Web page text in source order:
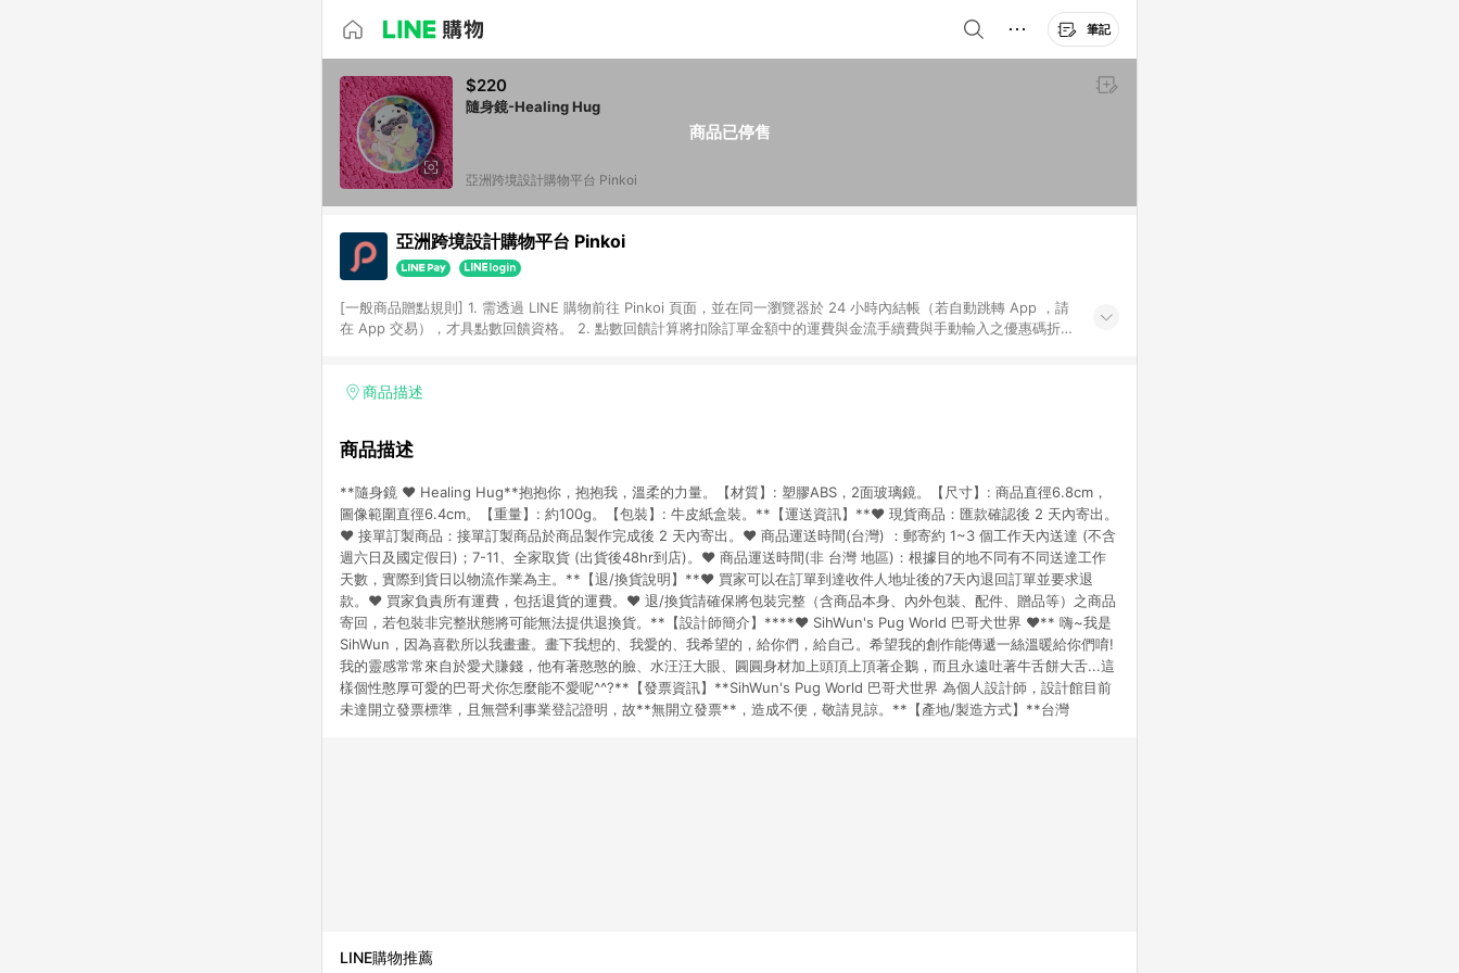
筆記
商品已停售
$220
隨身鏡-Healing Hug
亞洲跨境設計購物平台 Pinkoi
亞洲跨境設計購物平台 Pinkoi
[一般商品贈點規則] 1. 需透過 LINE 購物前往 Pinkoi 頁面，並在同一瀏覽器於 24 小時內結帳（若自動跳轉 App ，請
在 App 交易），才具點數回饋資格。 2. 點數回饋計算將扣除訂單金額中的運費與金流手續費與手動輸入之優惠碼折
格，部分退款不在此限。 6. APP 請更新至Android v4.6.0 / iOS v4.1.5 以上才具贈點資格。 7. 點數將於出貨後 45 天
使用規則請以點數紅包活動說明為準。 11. 若於 LINE 購物前往 Pinkoi 頁面後才首次下載 Pinkoi APP 並完成訂單，不
商品描述
商品描述
**隨身鏡 ♥ Healing Hug**抱抱你，抱抱我，溫柔的力量。【材質】: 塑膠ABS，2面玻璃鏡。【尺寸】: 商品直徑6.8cm，
圖像範圍直徑6.4cm。【重量】: 約100g。【包裝】: 牛皮紙盒裝。**【運送資訊】**♥ 現貨商品：匯款確認後 2 天內寄出。
♥ 接單訂製商品：接單訂製商品於商品製作完成後 2 天內寄出。♥ 商品運送時間(台灣) ：郵寄約 1~3 個工作天內送達 (不含
週六日及國定假日)；7-11、全家取貨 (出貨後48hr到店)。♥ 商品運送時間(非 台灣 地區)：根據目的地不同有不同送達工作
天數，實際到貨日以物流作業為主。**【退/換貨說明】**♥ 買家可以在訂單到達收件人地址後的7天內退回訂單並要求退
款。♥ 買家負責所有運費，包括退貨的運費。♥ 退/換貨請確保將包裝完整（含商品本身、內外包裝、配件、贈品等）之商品
寄回，若包裝非完整狀態將可能無法提供退換貨。**【設計師簡介】****♥ SihWun's Pug World 巴哥犬世界 ♥** 嗨~我是
SihWun，因為喜歡所以我畫畫。畫下我想的、我愛的、我希望的，給你們，給自己。希望我的創作能傳遞一絲溫暖給你們唷!
我的靈感常常來自於愛犬賺錢，他有著憨憨的臉、水汪汪大眼、圓圓身材加上頭頂上頂著企鵝，而且永遠吐著牛舌餅大舌...這
樣個性憨厚可愛的巴哥犬你怎麼能不愛呢^^?**【發票資訊】**SihWun's Pug World 巴哥犬世界 為個人設計師，設計館目前
未達開立發票標準，且無營利事業登記證明，故**無開立發票**，造成不便，敬請見諒。**【產地/製造方式】**台灣
LINE購物推薦